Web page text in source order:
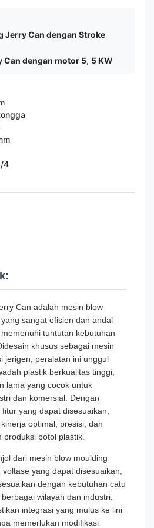
Jerry Can dengan Stroke
Can dengan motor 5, 5 KW
4
Can adalah mesin blow
sangat efisien dan andal
tuntutan kebutuhan
khusus sebagai mesin
jerigen, peralatan ini unggul
plastik berkualitas tinggi,
lama yang cocok untuk
dan komersial. Dengan
yang dapat disesuaikan,
optimal, presisi, dan
botol plastik.
dari mesin blow moulding
yang dapat disesuaikan,
dengan kebutuhan catu
wilayah dan industri.
integrasi yang mulus ke lini
memerlukan modifikasi